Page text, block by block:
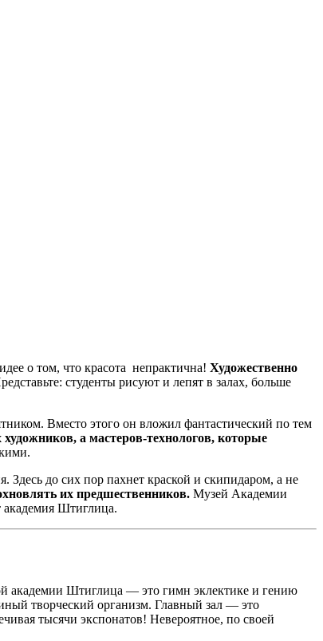
о том, что красота непрактична! Художественно
студенты рисуют и лепят в залах, больше
Вместо этого он вложил фантастический по тем
а мастеров-технологов, которые
Здесь до сих пор пахнет краской и скипидаром, а не
их предшественников. Музей Академии
академия Штиглица.
академии Штиглица — это гимн эклектике и гению
творческий организм. Главный зал — это
тысячи экспонатов! Невероятное, по своей